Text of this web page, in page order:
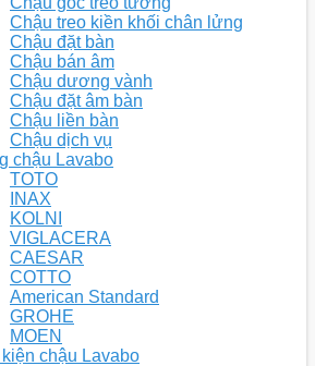
Chậu treo kiền khối chân lửng
Chậu đặt bàn
Chậu bán âm
Chậu dương vành
Chậu đặt âm bàn
Chậu liền bàn
Chậu dịch vụ
chậu Lavabo
TOTO
INAX
KOLNI
VIGLACERA
CAESAR
COTTO
American Standard
GROHE
MOEN
kiện chậu Lavabo